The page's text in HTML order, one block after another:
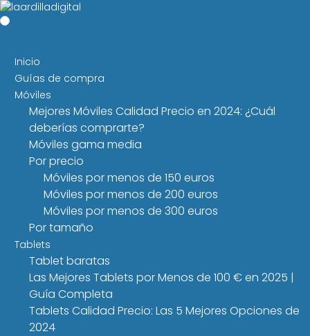
Inicio
Guías de compra
Móviles
Mejores Móviles Calidad Precio en 2024: ¿Cuál
deberías comprarte?
Móviles gama media
Por precio
Móviles por menos de 150 euros
Móviles por menos de 200 euros
Móviles por menos de 300 euros
Por tamaño
Tablets
Tablet baratas
Las Mejores Tablets por Menos de 100 € en 2025 |
Guía Completa
Tablets Calidad Precio: Las 5 Mejores Opciones de
2024